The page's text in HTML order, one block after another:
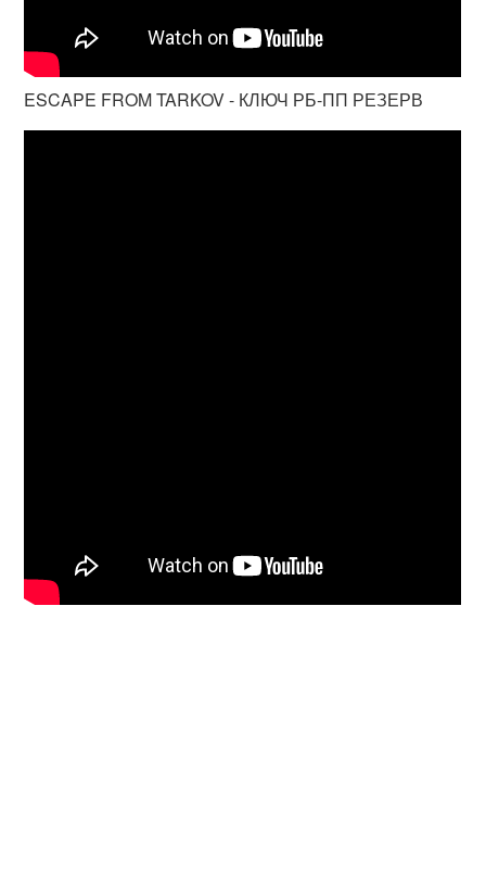
ESCAPE FROM TARKOV - КЛЮЧ РБ-ПП РЕЗЕРВ